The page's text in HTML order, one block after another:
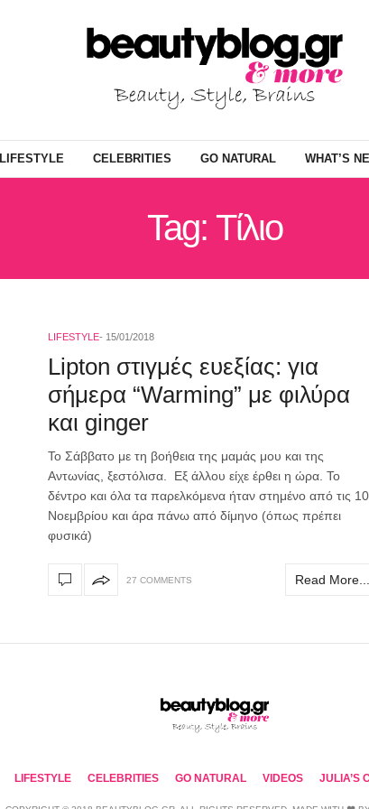
LIFESTYLE CELEBRITIES GO NATURAL WHAT’S
Tag: Τίλιο
LIFESTYLE 15/01/2018
Lipton στιγμές ευεξίας: για
σήμερα “Warming” με φιλύρα
και ginger
To Σάββατο με τη βοήθεια της μαμάς μου και της
Αντωνίας, ξεστόλισα. Εξ άλλου είχε έρθει η ώρα. Το
δέντρο και όλα τα παρελκόμενα ήταν στημένο από τις 10
Νοεμβρίου και άρα πάνω από δίμηνο (όπως πρέπει
φυσικά)
27 COMMENTS Read More...
LIFESTYLE CELEBRITIES GO NATURAL VIDEOS JULIA’S